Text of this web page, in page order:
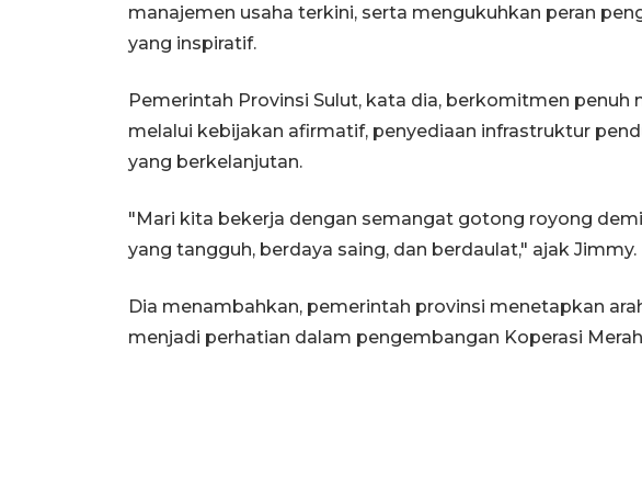
manajemen usaha terkini, serta mengukuhkan peran
yang inspiratif.
Pemerintah Provinsi Sulut, kata dia, berkomitmen
melalui kebijakan afirmatif, penyediaan infrastruktur
yang berkelanjutan.
"Mari kita bekerja dengan semangat gotong royong
yang tangguh, berdaya saing, dan berdaulat," ajak Jimmy.
Dia menambahkan, pemerintah provinsi menetapkan
menjadi perhatian dalam pengembangan Koperasi